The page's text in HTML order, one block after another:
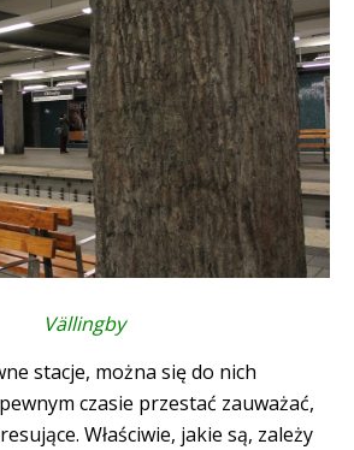
Vällingby
stacje, można się do nich
czasie przestać zauważać,
Właściwie, jakie są, zależy